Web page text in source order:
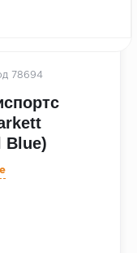
78694
Blue)